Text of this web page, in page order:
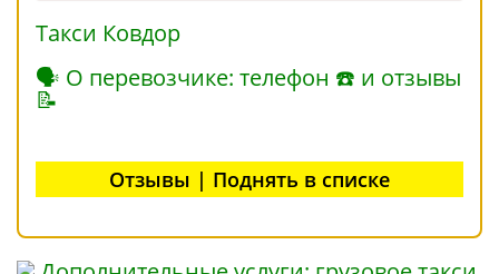
Такси Ковдор
🗣 О перевозчике: телефон ☎ и отзывы
📝
Отзывы | Поднять в списке